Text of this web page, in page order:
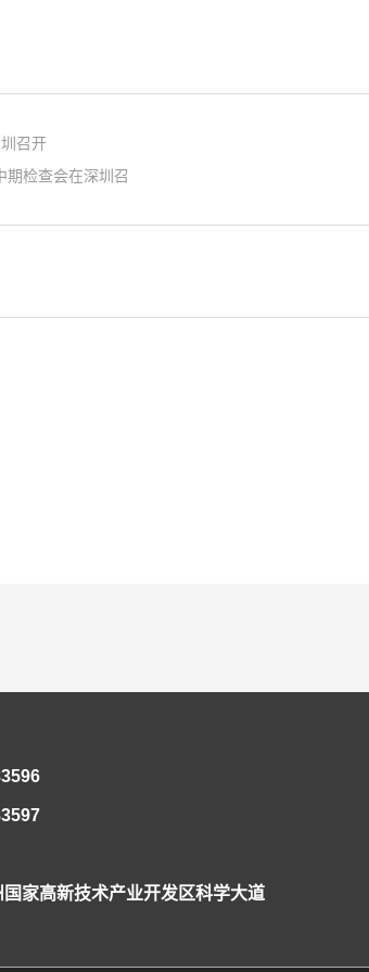
召开
期检查会在深圳召
用，激发全体女职工的自我学习意识，国家重点实验室工程
用工程一级建造师。先后获盾构及掘进技术国家重点实验
五次代表大会在省人民会堂召开，大会以前瞻30年的眼光想
以高质量党建引领实验室科技创新新局面，为推动实验室
贯彻落实党的十九届六中全会精神和集团公司五届二次职
，持续推进民主管理，切实维护合法权益，深入引导岗位
委书记、工会工委主任李治国讲话 执行主任曾垂刚作了《聚
家高新技术产业开发区科学大道